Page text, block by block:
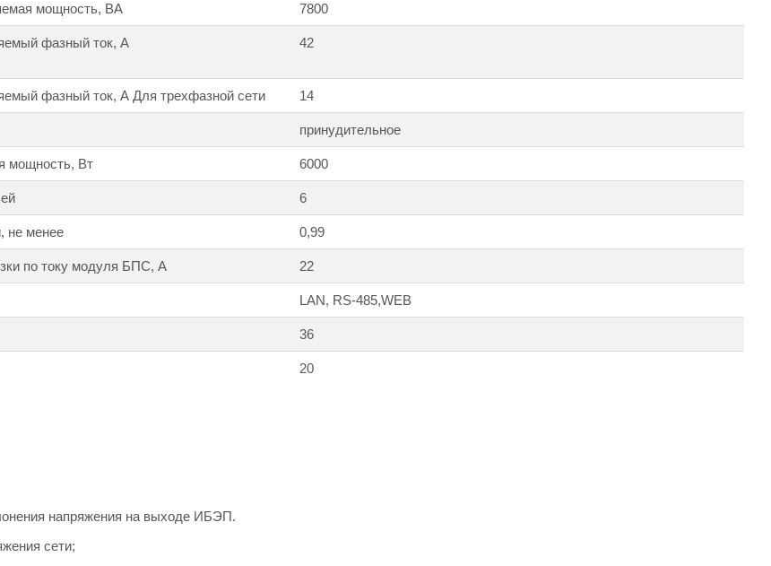
мощность, ВА 7800
фазный ток, А
42
фазный ток, А Для трехфазной сети 14
принудительное
мощность, Вт 6000
6
не менее 0,99
по току модуля БПС, А 22
LAN, RS-485,WEB
36
20
напряжения на выходе ИБЭП.
сети;